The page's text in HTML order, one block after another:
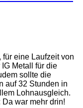
für eine Laufzeit von
Metall für die
sollte die
auf 32 Stunden in
Lohnausgleich.
war mehr drin!